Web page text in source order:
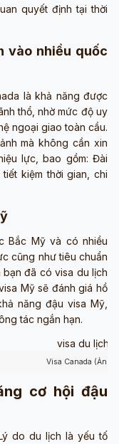
quyết định tại thời
vào nhiều quốc
là khả năng được
thổ, nhờ mức độ uy
ngoại giao toàn cầu.
mà không cần xin
lực, bao gồm: Đài
kiệm thời gian, chi
Bắc Mỹ và có nhiều
cũng như tiêu chuẩn
bạn đã có visa du lịch
Mỹ sẽ đánh giá hồ
năng đậu visa Mỹ,
tác ngắn hạn.
Visa Canada (Ảnh
cơ hội đậu
do du lịch là yếu tố